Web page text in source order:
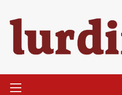
content
Menu